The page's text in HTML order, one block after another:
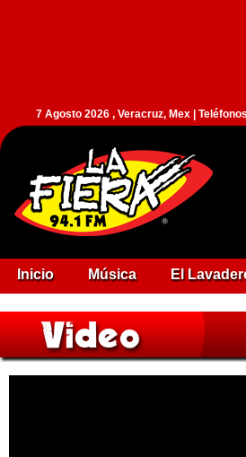
7 Agosto 2026 , Veracruz, Mex |
Inicio Música El